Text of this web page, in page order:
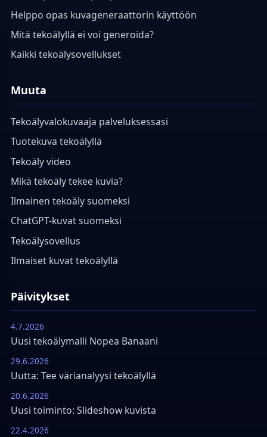
Helppo opas kuvageneraattorin käyttöön
Mitä tekoälyllä ei voi generoida?
Kaikki tekoälysovellukset
Muuta
Tekoälyvalokuvaaja palveluksessasi
Tuotekuva tekoälyllä
Tekoäly video
Mikä tekoäly tekee kuvia?
Ilmainen tekoäly suomeksi
ChatGPT-kuvat suomeksi
Tekoälysovellus
Ilmaiset kuvat tekoälyllä
Päivitykset
4.7.2026
Uusi tekoälymalli Nopea Banaani
29.6.2026
Uutta: Tee värianalyysi tekoälyllä
20.6.2026
Uusi toiminto: Slideshow kuvista
22.4.2026